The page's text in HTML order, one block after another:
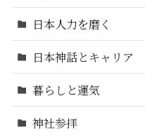
日本人力を磨く
日本神話とキャリア
暮らしと運気
神社参拝